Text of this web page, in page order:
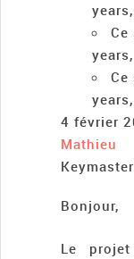
4 février
Mathieu
Keymaster
Bonjour,
Le